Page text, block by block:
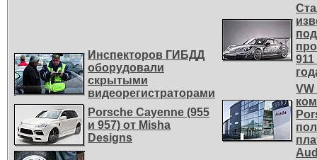
Инспекторов ГИБДД
оборудовали
скрытыми
видеорегистраторами
Porsche Cayenne (955
и 957) от Misha
Designs
911
VW